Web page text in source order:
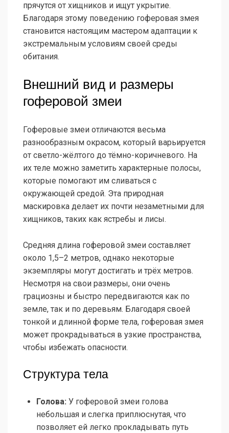
прячутся от хищников и ищут укрытие.
Благодаря этому поведению гоферовая змея
становится настоящим мастером адаптации к
экстремальным условиям своей среды
обитания.
Внешний вид и размеры
гоферовой змеи
Гоферовые змеи отличаются весьма
разнообразным окрасом, который варьируется
от светло-жёлтого до тёмно-коричневого. На
их теле можно заметить характерные полосы,
которые помогают им сливаться с
окружающей средой. Эта природная
маскировка делает их почти незаметными для
хищников, таких как ястребы и лисы.
Средняя длина гоферовой змеи составляет
около 1,5–2 метров, однако некоторые
экземпляры могут достигать и трёх метров.
Несмотря на свои размеры, они очень
грациозны и быстро передвигаются как по
земле, так и по деревьям. Благодаря своей
тонкой и длинной форме тела, гоферовая змея
может прокрадываться в узкие пространства,
чтобы избежать опасности.
Структура тела
Голова: У гоферовой змеи голова
небольшая и слегка приплюснутая, что
позволяет ей легко прокладывать путь